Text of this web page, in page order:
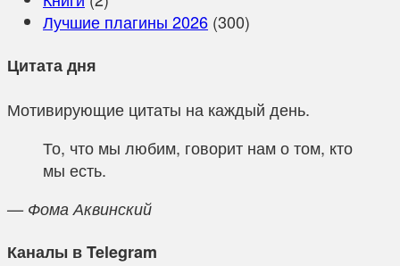
Лучшие плагины 2026 (300)
Цитата дня
Мотивирующие цитаты на каждый день.
То, что мы любим, говорит нам о том, кто
мы есть.
— Фома Аквинский
Каналы в Telegram